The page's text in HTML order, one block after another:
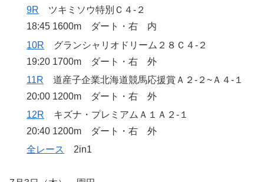
9R ツキミソウ特別Ｃ４‐２
18:45 1600m ダート・右 内
10R グランシャリオドリーム２８Ｃ４‐２
19:20 1700m ダート・右 外
11R 道産子企業北海道競馬応援賞Ａ２‐２~Ａ４‐１
20:00 1200m ダート・右 外
12R キズナ・プレミアムＡ１Ａ２‐１
20:40 1200m ダート・右 外
全レース
2in1